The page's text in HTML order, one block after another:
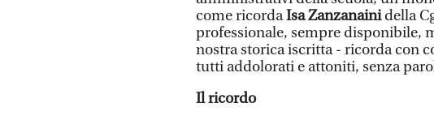
come ricordaIsa Zanzanainidella
professionale, sempre disponibile,
nostra storica iscritta - ricorda con
tutti addolorati e attoniti, senza
Il ricordo